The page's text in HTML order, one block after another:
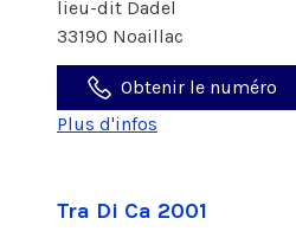
lieu-dit Dadel
33190 Noaillac
Obtenir le numéro
Plus d'infos
Tra Di Ca 2001